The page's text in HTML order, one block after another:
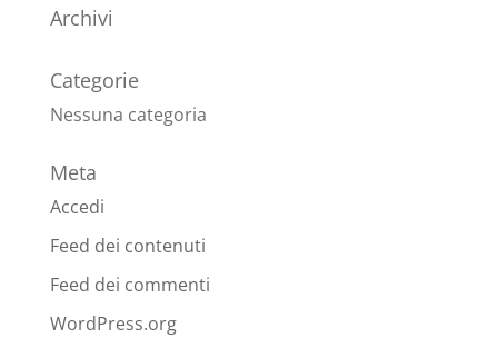
Archivi
Categorie
Nessuna categoria
Meta
Accedi
Feed dei contenuti
Feed dei commenti
WordPress.org